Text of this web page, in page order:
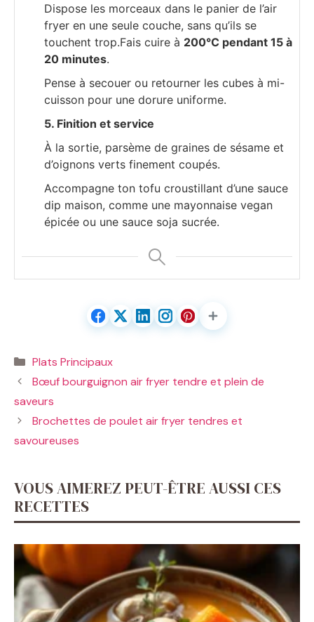
Dispose les morceaux dans le panier de l’air
fryer en une seule couche, sans qu’ils se
touchent trop.Fais cuire à 200°C pendant 15 à
20 minutes.
Pense à secouer ou retourner les cubes à mi-
cuisson pour une dorure uniforme.
5. Finition et service
À la sortie, parsème de graines de sésame et
d’oignons verts finement coupés.
Accompagne ton tofu croustillant d’une sauce
dip maison, comme une mayonnaise vegan
épicée ou une sauce soja sucrée.
Catégories
Plats Principaux
Bœuf bourguignon air fryer tendre et plein de
saveurs
Brochettes de poulet air fryer tendres et
savoureuses
VOUS AIMEREZ PEUT-ÊTRE AUSSI CES
RECETTES